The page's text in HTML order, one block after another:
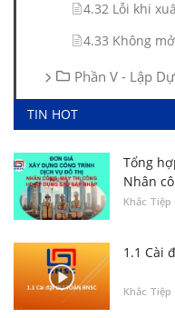
4.32 Lỗi khi
4.33 Không
Phần V - Lập
TIN HOT
Tổng
Nhân
thành
Khắc Tiệp
1.1 Cài
Khắc Tiệp